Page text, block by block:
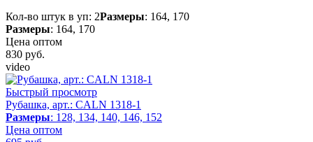
Кол-во штук в уп: 2Размеры: 164, 170
Размеры: 164, 170
Цена оптом
830 руб.
video
Быстрый просмотр
Рубашка, арт.: CALN 1318-1
Размеры: 128, 134, 140, 146, 152
Цена оптом